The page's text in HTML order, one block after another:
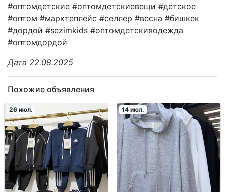
#оптомдетские #оптомдетскиевещи #детское
#оптом #марктеплейс #селлер #весна #бишкек
#дордой #sezimkids #оптомдетскияодежда
#оптомдордой
Дата 22.08.2025
Похожие объявления
26 июл. 14 июл.